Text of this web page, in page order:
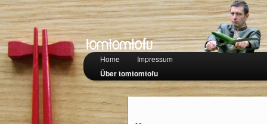
HauptmenüZum Inhalt wechseln
Zum sekundären Inhalt wechseln
Home Impressum
Über tomtomtofu